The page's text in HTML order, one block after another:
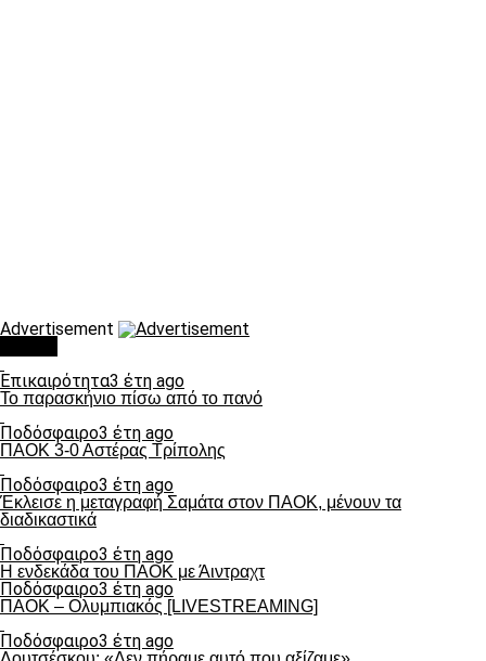
Advertisement
Επικαιρότητα3 έτη ago
Το παρασκήνιο πίσω από το πανό
Ποδόσφαιρο3 έτη ago
ΠΑΟΚ 3-0 Αστέρας Τρίπολης
Ποδόσφαιρο3 έτη ago
Έκλεισε η μεταγραφή Σαμάτα στον ΠΑΟΚ, μένουν τα
διαδικαστικά
Ποδόσφαιρο3 έτη ago
Η ενδεκάδα του ΠΑΟΚ με Άιντραχτ
Ποδόσφαιρο3 έτη ago
ΠΑΟΚ – Ολυμπιακός [LIVESTREAMING]
Ποδόσφαιρο3 έτη ago